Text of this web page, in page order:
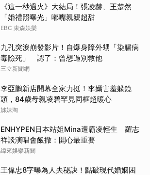
《這一秒過火》大結局！張凌赫、王楚然
「婚禮照曝光」嘟嘴親親超甜
EBC 東森娛樂
九孔突淚崩發影片！自爆身障外甥「染腸病
毒險死」 認了：曾想過別救他
三立新聞網
李亞鵬新店開幕全家力挺！李嫣害羞躲鏡
頭，84歲母親凌碧罕見同框超暖心
姊妹淘
ENHYPEN日本站姐Mina遭霸凌輕生 羅志
祥談演唱會飯撒：開心最重要
緯來娛樂新聞
王偉忠8字曝為人夫秘訣！點破現代婚姻困